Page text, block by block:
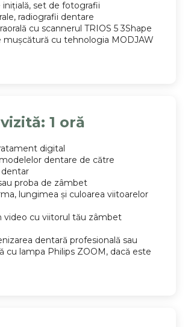
inițială, set de fotografii
radiografii dentare
cu scannerul TRIOS 5 3Shape
mușcătură cu tehnologia MODJAW
1 oră
digital
dentare de către
proba de zâmbet
lungimea și culoarea viitoarelor
video cu viitorul tău zâmbet
dentară profesională sau
cu lampa Philips ZOOM, dacă este